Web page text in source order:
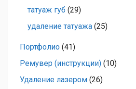
татуаж губ (29)
удаление татуажа (25)
Портфолио (41)
Ремувер (инструкции) (10)
Удаление лазером (26)